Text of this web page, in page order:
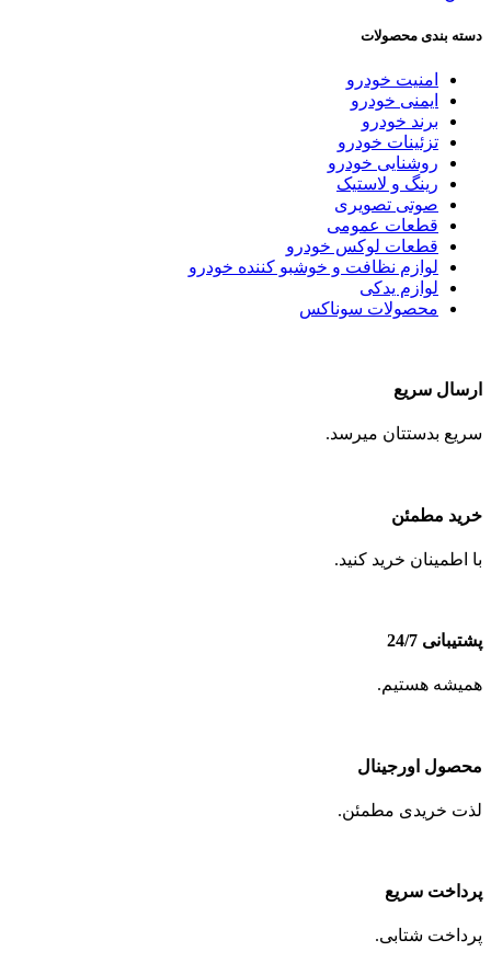
دسته بندی محصولات
امنیت خودرو
ایمنی خودرو
برند خودرو
تزئینات خودرو
روشنایی خودرو
رینگ و لاستیک
صوتی تصویری
قطعات عمومی
قطعات لوکس خودرو
لوازم نظافت و خوشبو کننده خودرو
لوازم یدکی
محصولات سوناکس
ارسال سریع
سریع بدستتان میرسد.
خرید مطمئن
با اطمینان خرید کنید.
پشتیبانی 24/7
همیشه هستیم.
محصول اورجینال
لذت خریدی مطمئن.
پرداخت سریع
پرداخت شتابی.